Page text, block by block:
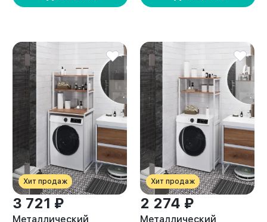
Хит продаж
3 721 ₽
Металлический
Хит продаж
2 274 ₽
Металлический